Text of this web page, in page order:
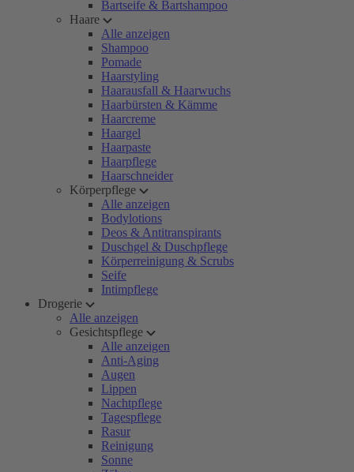
Bartseife & Bartshampoo
Haare
Alle anzeigen
Shampoo
Pomade
Haarstyling
Haarausfall & Haarwuchs
Haarbürsten & Kämme
Haarcreme
Haargel
Haarpaste
Haarpflege
Haarschneider
Körperpflege
Alle anzeigen
Bodylotions
Deos & Antitranspirants
Duschgel & Duschpflege
Körperreinigung & Scrubs
Seife
Intimpflege
Drogerie
Alle anzeigen
Gesichtspflege
Alle anzeigen
Anti-Aging
Augen
Lippen
Nachtpflege
Tagespflege
Rasur
Reinigung
Sonne